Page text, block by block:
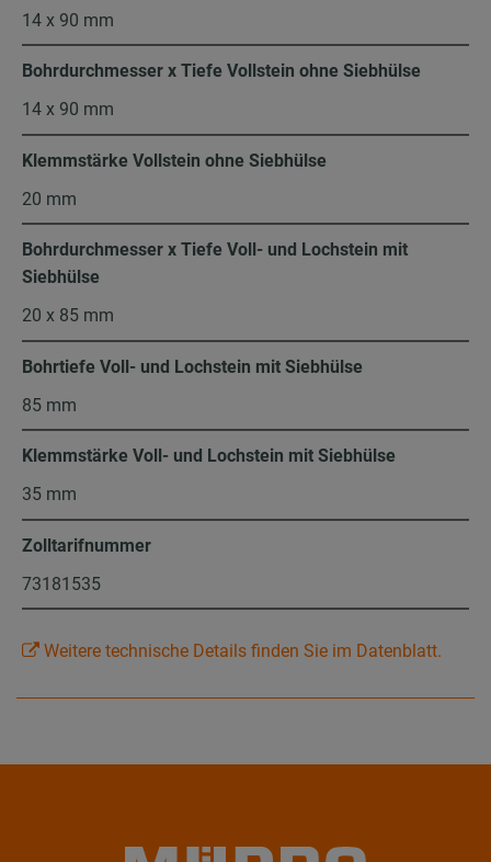
14 x 90 mm
Bohrdurchmesser x Tiefe Vollstein ohne Siebhülse
14 x 90 mm
Klemmstärke Vollstein ohne Siebhülse
20 mm
Bohrdurchmesser x Tiefe Voll- und Lochstein mit
Siebhülse
20 x 85 mm
Bohrtiefe Voll- und Lochstein mit Siebhülse
85 mm
Klemmstärke Voll- und Lochstein mit Siebhülse
35 mm
Zolltarifnummer
73181535
Weitere technische Details finden Sie im Datenblatt.